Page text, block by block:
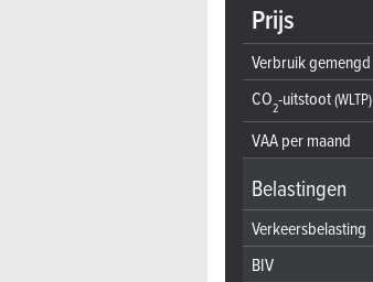
Prijs
Verbruik gemengd
CO2-uitstoot(WLTP)
VAA per maand
Belastingen
Verkeersbelasting
BIV